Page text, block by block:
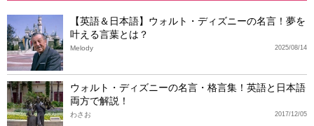
【英語＆日本語】ウォルト・ディズニーの名言！夢を
叶える言葉とは？
2025/08/14
Melody
ウォルト・ディズニーの名言・格言集！英語と日本語
両方で解説！
2017/12/05
わさお